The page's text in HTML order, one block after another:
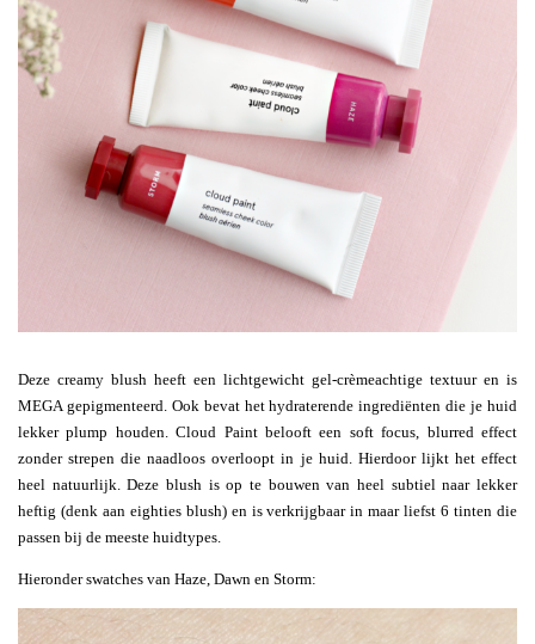
Deze creamy blush heeft een lichtgewicht gel-crèmeachtige textuur en is
MEGA gepigmenteerd. Ook bevat het hydraterende ingrediënten die je huid
lekker plump houden. Cloud Paint belooft een soft focus, blurred effect
zonder strepen die naadloos overloopt in je huid. Hierdoor lijkt het effect
heel natuurlijk. Deze blush is op te bouwen van heel subtiel naar lekker
heftig (denk aan eighties blush) en is verkrijgbaar in maar liefst 6 tinten die
passen bij de meeste huidtypes.
Hieronder swatches van Haze, Dawn en Storm: